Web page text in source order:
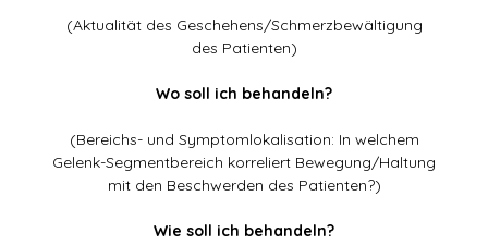
(Aktualität des Geschehens/Schmerzbewältigung
des Patienten)
Wo soll ich behandeln?
(Bereichs- und Symptomlokalisation: In welchem
Gelenk-Segmentbereich korreliert Bewegung/Haltung
mit den Beschwerden des Patienten?)
Wie soll ich behandeln?